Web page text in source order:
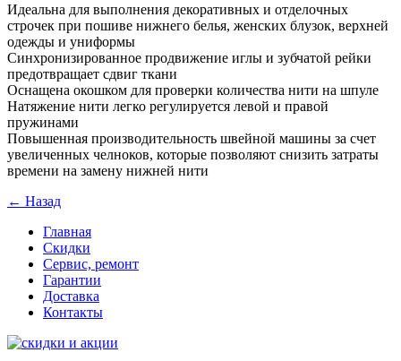
Идеальна для выполнения декоративных и отделочных
строчек при пошиве нижнего белья, женских блузок, верхней
одежды и униформы
Синхронизированное продвижение иглы и зубчатой рейки
предотвращает сдвиг ткани
Оснащена окошком для проверки количества нити на шпуле
Натяжение нити легко регулируется левой и правой
пружинами
Повышенная производительность швейной машины за счет
увеличенных челноков, которые позволяют снизить затраты
времени на замену нижней нити
← Назад
Главная
Скидки
Сервис, ремонт
Гарантии
Доставка
Контакты